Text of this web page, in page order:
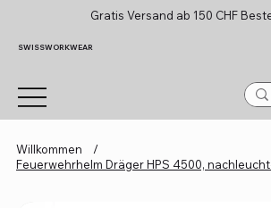
Gratis Versand ab 150 CHF
SWISSWORKWEAR
Willkommen
/
Feuerwehrhelm Dräger HPS 4500,